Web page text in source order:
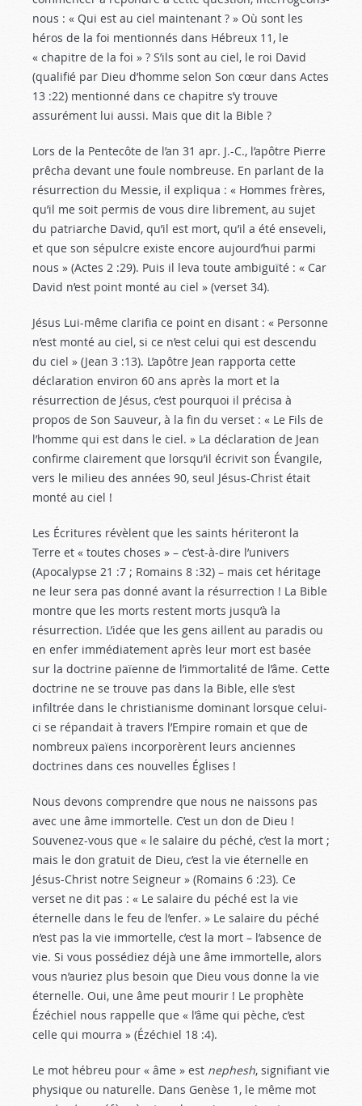
nous : « Qui est au ciel maintenant ? » Où sont les
héros de la foi mentionnés dans Hébreux 11 , le
« chapitre de la foi » ? S’ils sont au ciel, le roi David
(qualifié par Dieu d’homme selon Son cœur dans Actes
13 :22) mentionné dans ce chapitre s’y trouve
assurément lui aussi. Mais que dit la Bible ?
Lors de la Pentecôte de l’an 31 apr. J.-C., l’apôtre Pierre
prêcha devant une foule nombreuse. En parlant de la
résurrection du Messie, il expliqua : « Hommes frères,
qu’il me soit permis de vous dire librement, au sujet
du patriarche David, qu’il est mort, qu’il a été enseveli,
et que son sépulcre existe encore aujourd’hui parmi
nous » (Actes 2 :29). Puis il leva toute ambiguïté : « Car
David n’est point monté au ciel » (verset 34).
Jésus Lui-même clarifia ce point en disant : « Personne
n’est monté au ciel, si ce n’est celui qui est descendu
du ciel » (Jean 3 :13). L’apôtre Jean rapporta cette
déclaration environ 60 ans après la mort et la
résurrection de Jésus, c’est pourquoi il précisa à
propos de Son Sauveur, à la fin du verset : « Le Fils de
l’homme qui est dans le ciel. » La déclaration de Jean
confirme clairement que lorsqu’il écrivit son Évangile,
vers le milieu des années 90, seul Jésus-Christ était
monté au ciel !
Les Écritures révèlent que les saints hériteront la
Terre et « toutes choses » – c’est-à-dire l’univers
(Apocalypse 21 :7 ; Romains 8 :32) – mais cet héritage
ne leur sera pas donné avant la résurrection ! La Bible
montre que les morts restent morts jusqu’à la
résurrection. L’idée que les gens aillent au paradis ou
en enfer immédiatement après leur mort est basée
sur la doctrine païenne de l’immortalité de l’âme. Cette
doctrine ne se trouve pas dans la Bible, elle s’est
infiltrée dans le christianisme dominant lorsque celui-
ci se répandait à travers l’Empire romain et que de
nombreux païens incorporèrent leurs anciennes
doctrines dans ces nouvelles Églises !
Nous devons comprendre que nous ne naissons pas
avec une âme immortelle. C’est un don de Dieu !
Souvenez-vous que « le salaire du péché, c’est la mort ;
mais le don gratuit de Dieu, c’est la vie éternelle en
Jésus-Christ notre Seigneur » (Romains 6 :23). Ce
verset ne dit pas : « Le salaire du péché est la vie
éternelle dans le feu de l’enfer. » Le salaire du péché
n’est pas la vie immortelle, c’est la mort – l’absence de
vie. Si vous possédiez déjà une âme immortelle, alors
vous n’auriez plus besoin que Dieu vous donne la vie
éternelle. Oui, une âme peut mourir ! Le prophète
Ézéchiel nous rappelle que « l’âme qui pèche, c’est
celle qui mourra » (Ézéchiel 18 :4).
Le mot hébreu pour « âme » est nephesh, signifiant vie
physique ou naturelle. Dans Genèse 1 , le même mot